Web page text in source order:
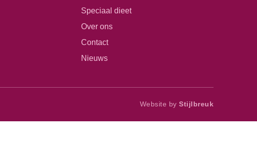
Speciaal dieet
Over ons
Contact
Nieuws
Website by Stijlbreuk